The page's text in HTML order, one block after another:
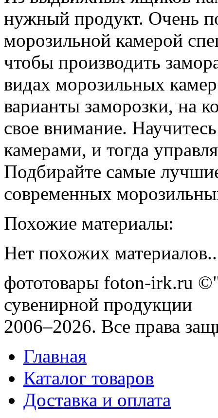
нужный продукт. Очень
морозильной камерой
чтобы производить
видах морозильных
варианты заморозки, на
свое внимание.
камерами, и тогда
Подбирайте самые
современных
Похожие материалы:
Нет похожих
фототовары foton-irk.ru
сувенирной продукции
2006–2026. Все права
Главная
Каталог товаров
Доставка и оплата